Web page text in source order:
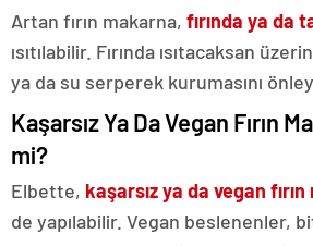
Artan fırın makarna, fırında ya da
ısıtılabilir. Fırında ısıtacaksan
ya da su serperek kurumasını
Kaşarsız Ya Da Vegan Fırın
mi?
Elbette, kaşarsız ya da vegan
de yapılabilir. Vegan beslenenler,